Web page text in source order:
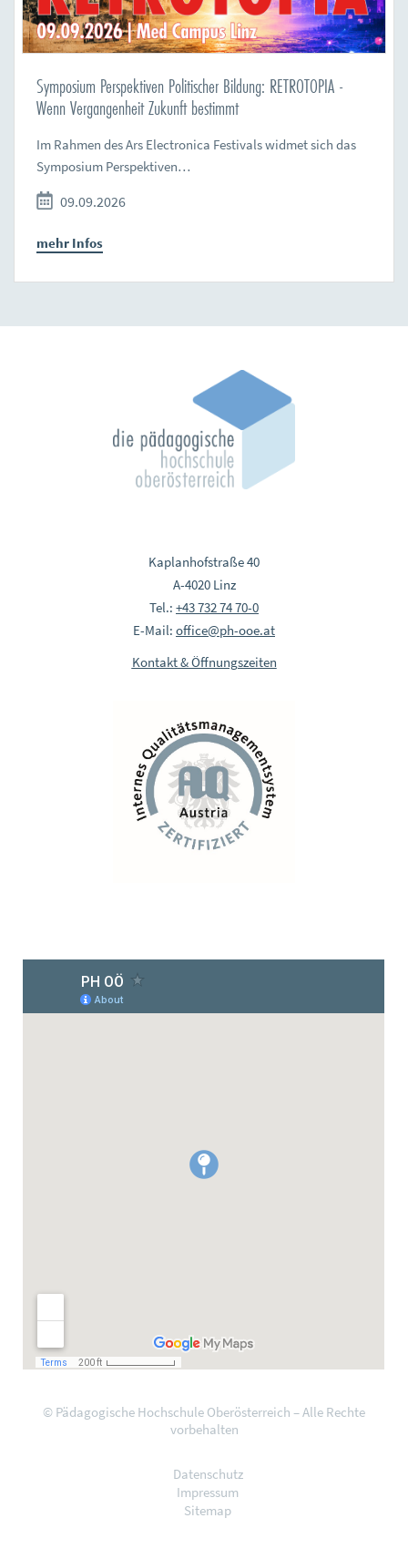
Symposium Perspektiven Politischer Bildung: RETROTOPIA -
Wenn Vergangenheit Zukunft bestimmt
Im Rahmen des Ars Electronica Festivals widmet sich das
Symposium Perspektiven…
09.09.2026
mehr Infos
Kaplanhofstraße 40
A-4020 Linz
Tel.: +43 732 74 70-0
E-Mail: office@ph-ooe.at
Kontakt & Öffnungszeiten
© Pädagogische Hochschule Oberösterreich – Alle Rechte
vorbehalten
Datenschutz
Impressum
Sitemap